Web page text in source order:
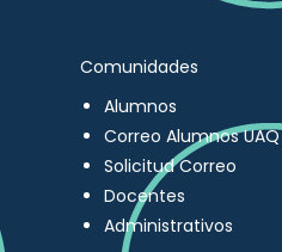
Comunidades
Alumnos
Correo Alumnos UAQ
Solicitud Correo
Docentes
Administrativos